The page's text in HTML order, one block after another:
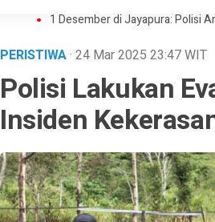
1 Desember di Jayapura: Polisi
PERISTIWA· 24 Mar 2025 23:47WIT
Polisi Lakukan
Insiden